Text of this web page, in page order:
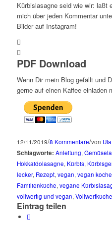
Kürbislasagne seid wie wir: laßt
mich über jeden Kommentar
Bilder auf Instagram!
PDF Download
Wenn Dir mein Blog gefällt und
gerne auf einen Kaffee einladen
12/11/2019/8 Kommentare/von Uta
Schlagworte: Anleitung,
Hokkaidolasagne, Kürbis,
lecker, Rezept, vegan, vegan
Familienküche, vegane
vollwertig und vegan, Vollwertküche
Eintrag teilen